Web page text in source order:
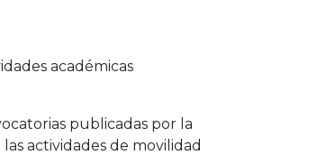
académicas
publicadas por la
actividades de movilidad